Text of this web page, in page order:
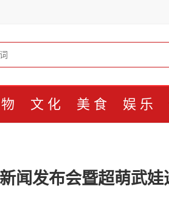
文化 美食 娱乐
闻发布会暨超萌武娃